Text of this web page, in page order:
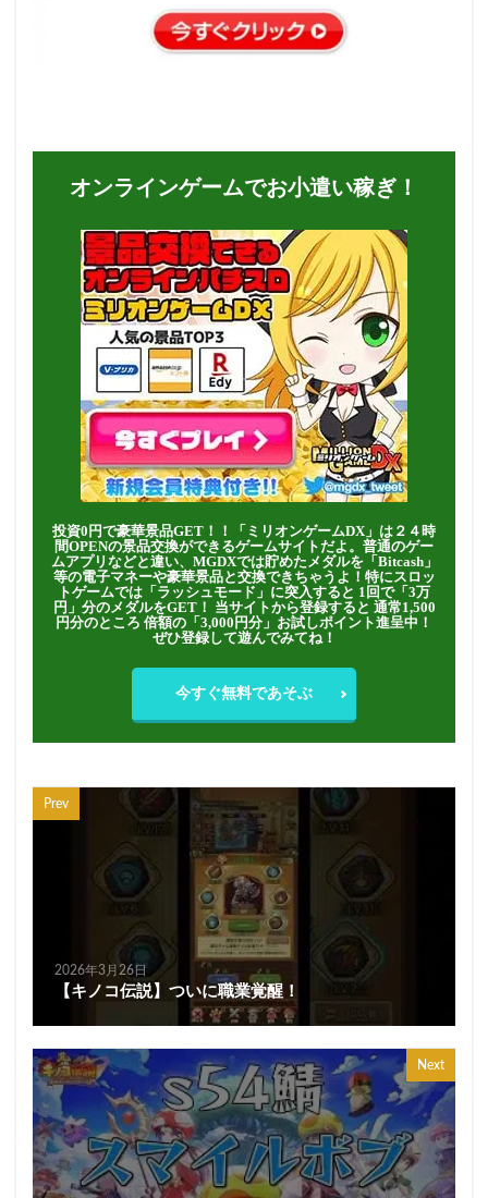
オンラインゲームでお小遣い稼ぎ！
投資0円で豪華景品GET！！「ミリオンゲームDX」は２４時
間OPENの景品交換ができるゲームサイトだよ。普通のゲー
ムアプリなどと違い、MGDXでは貯めたメダルを「Bitcash」
等の電子マネーや豪華景品と交換できちゃうよ！特にスロッ
トゲームでは「ラッシュモード」に突入すると 1回で「3万
円」分のメダルをGET！ 当サイトから登録すると 通常1,500
円分のところ 倍額の「3,000円分」お試しポイント進呈中！
ぜひ登録して遊んでみてね！
今すぐ無料であそぶ
Prev
2026年3月26日
【キノコ伝説】ついに職業覚醒！
Next